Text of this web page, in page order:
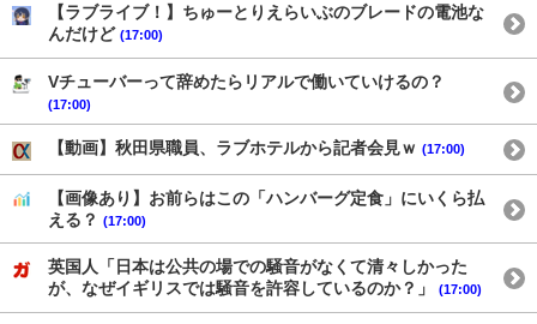
【ラブライブ！】ちゅーとりえらいぶのブレードの電池な
んだけど (17:00)
Vチューバーって辞めたらリアルで働いていけるの？
(17:00)
【動画】秋田県職員、ラブホテルから記者会見ｗ (17:00)
【画像あり】お前らはこの「ハンバーグ定食」にいくら払
える？ (17:00)
英国人「日本は公共の場での騒音がなくて清々しかった
が、なぜイギリスでは騒音を許容しているのか？」
(17:00)